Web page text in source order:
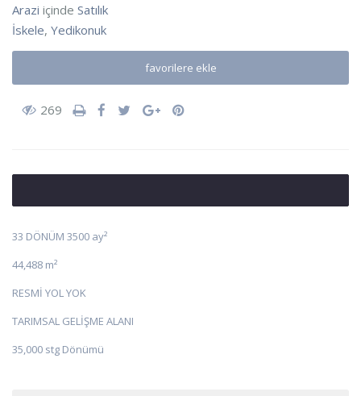
Arazi içinde Satılık
İskele, Yedikonuk
favorilere ekle
269
33 DÖNÜM 3500 ay²
44,488 m²
RESMİ YOL YOK
TARIMSAL GELİŞME ALANI
35,000 stg Dönümü